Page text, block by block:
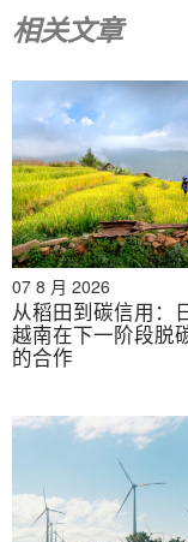
资料来
与高知县的
力
越南正大力推进绿
年国家环境保护计
TTg号决定）明确
碳经济模式等重点
业循环经济的科学
TTg号决定》也强
业等解决方案的重
在此过程中，私营
适合自身规模和实
挥着关键作用。
林副产品回收利用
相关文章
07 8 月 2026
从稻田到碳信用：
越南在下一阶段脱
的合作